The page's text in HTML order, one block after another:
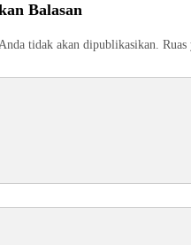
Balasan
tidak akan dipublikasikan.